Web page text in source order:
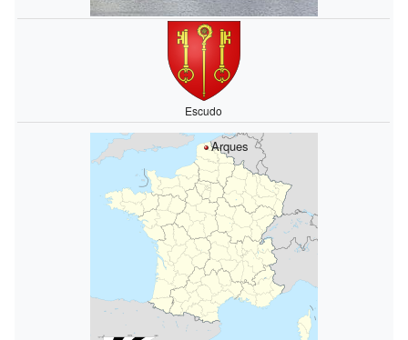
Escudo
Arques